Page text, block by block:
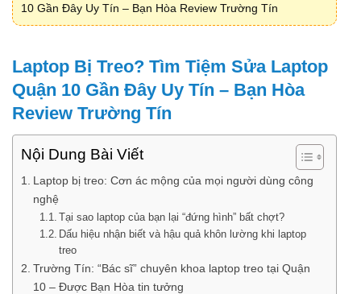
10 Gần Đây Uy Tín – Bạn Hòa Review Trường Tín
Laptop Bị Treo? Tìm Tiệm Sửa Laptop
Quận 10 Gần Đây Uy Tín – Bạn Hòa
Review Trường Tín
Nội Dung Bài Viết
Laptop bị treo: Cơn ác mộng của mọi người dùng công
nghệ
Tại sao laptop của bạn lại “đứng hình” bất chợt?
Dấu hiệu nhận biết và hậu quả khôn lường khi laptop
treo
Trường Tín: “Bác sĩ” chuyên khoa laptop treo tại Quận
10 – Được Bạn Hòa tin tưởng